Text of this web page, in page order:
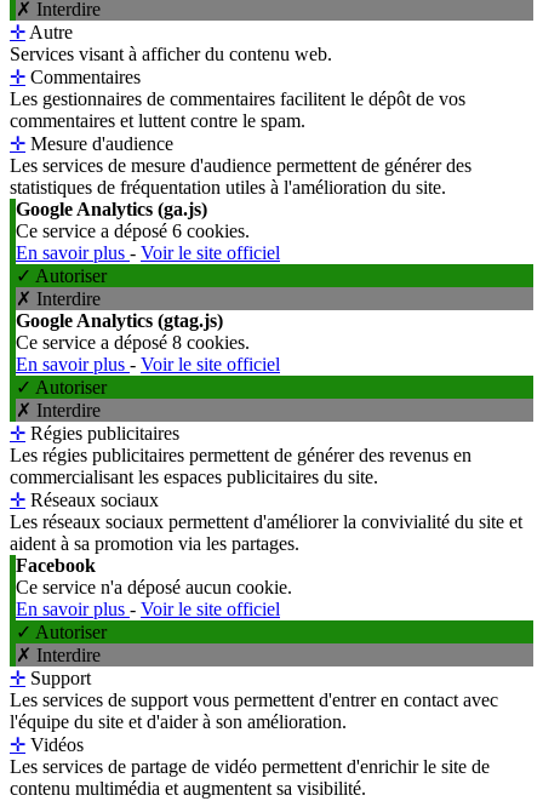
✗ Interdire
✛ Autre
Services visant à afficher du contenu web.
✛ Commentaires
Les gestionnaires de commentaires facilitent le dépôt de vos
commentaires et luttent contre le spam.
✛ Mesure d'audience
Les services de mesure d'audience permettent de générer des
statistiques de fréquentation utiles à l'amélioration du site.
Google Analytics (ga.js)
Ce service a déposé 6 cookies.
En savoir plus - Voir le site officiel
✓ Autoriser
✗ Interdire
Google Analytics (gtag.js)
Ce service a déposé 8 cookies.
En savoir plus - Voir le site officiel
✓ Autoriser
✗ Interdire
✛ Régies publicitaires
Les régies publicitaires permettent de générer des revenus en
commercialisant les espaces publicitaires du site.
✛ Réseaux sociaux
Les réseaux sociaux permettent d'améliorer la convivialité du site et
aident à sa promotion via les partages.
Facebook
Ce service n'a déposé aucun cookie.
En savoir plus - Voir le site officiel
✓ Autoriser
✗ Interdire
✛ Support
Les services de support vous permettent d'entrer en contact avec
l'équipe du site et d'aider à son amélioration.
✛ Vidéos
Les services de partage de vidéo permettent d'enrichir le site de
contenu multimédia et augmentent sa visibilité.